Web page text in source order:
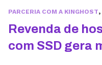
PARCERIA COM A KINGHOST,
Revenda de
com SSD gera